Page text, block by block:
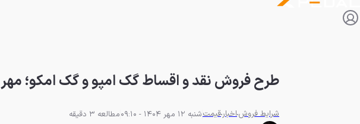
طرح فروش نقد و اقساط گک امپو و گک امکو؛ مهر ۱۴۰۴
شرایط فروشاخبارقیمتشنبه 12 مهر 1404 - 09:10
مطالعه 3 دقیقه